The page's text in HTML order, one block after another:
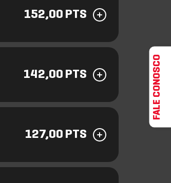
152,00 PTS
142,00 PTS
127,00 PTS
FALE CONOSCO